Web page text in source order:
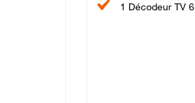
1 Décodeur TV 6